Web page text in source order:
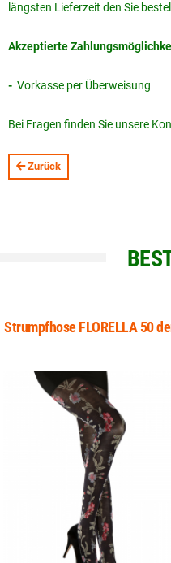
längsten Lieferzeit den Sie
Akzeptierte
- Vorkasse per Überweisung
Bei Fragen finden Sie unsere
Zurück
FLORELLA 50 den